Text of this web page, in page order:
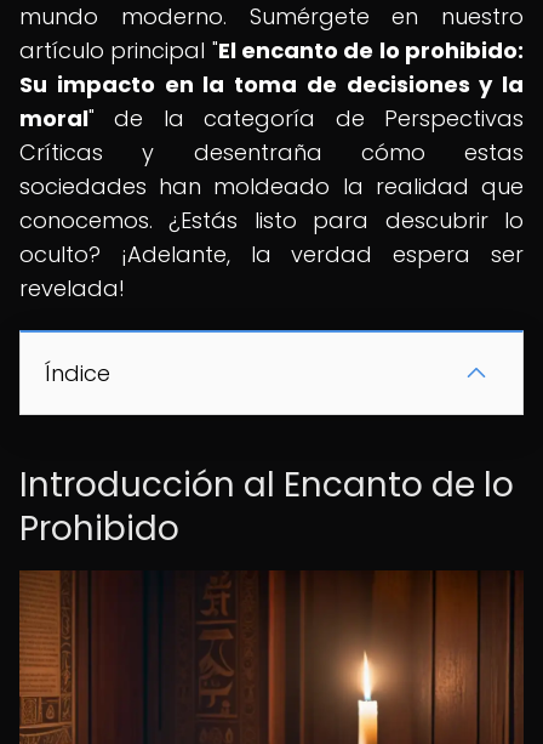
mundo moderno. Sumérgete en nuestro
artículo principal "El encanto de lo prohibido:
Su impacto en la toma de decisiones y la
moral" de la categoría de Perspectivas
Críticas y desentraña cómo estas
sociedades han moldeado la realidad que
conocemos. ¿Estás listo para descubrir lo
oculto? ¡Adelante, la verdad espera ser
revelada!
Índice
Introducción al Encanto de lo
Prohibido